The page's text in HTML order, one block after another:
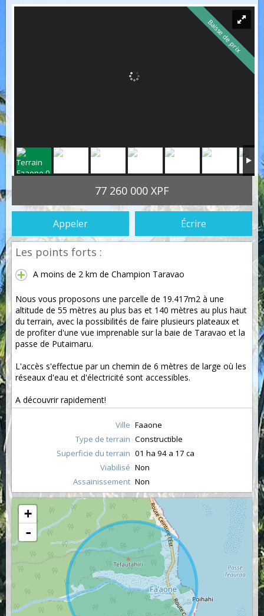
Baisse de prix
77 260 000 XPF
Appeler Écrire
Les points forts :
A moins de 2 km de Champion Taravao
Nous vous proposons une parcelle de 19.417m2 à une
altitude de 55 mètres au plus bas et 140 mètres au plus haut
du terrain, avec la possibilités de faire plusieurs plateaux et
de profiter d'une vue imprenable sur la baie de Taravao et la
passe de Putaimaru.
L'accès s'effectue par un chemin de 6 mètres de large où les
réseaux d'eau et d'électricité sont accessibles.
A découvrir rapidement!
Ville Faaone
Type de terrain Constructible
Superficie du terrain 01 ha 94 a 17 ca
Viabilisé Non
Assainissement Non
+
-